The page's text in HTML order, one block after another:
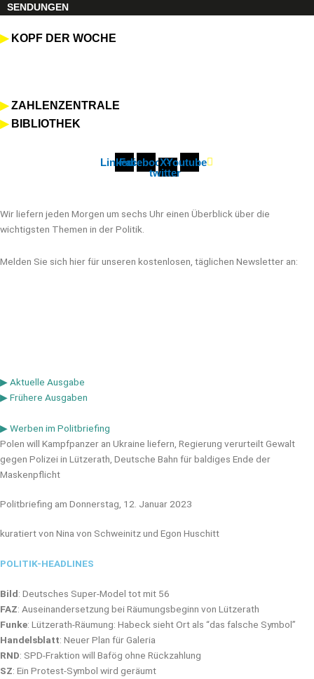
SENDUNGEN
▶ KOPF DER WOCHE
▶ ZAHLENZENTRALE
▶ BIBLIOTHEK
Linkedin
Facebook
X-
twitter
Youtube
Wir liefern jeden Morgen um sechs Uhr einen Überblick über die
wichtigsten Themen in der Politik.
Melden Sie sich hier für unseren kostenlosen, täglichen Newsletter an:
▶ Aktuelle Ausgabe
▶ Frühere Ausgaben
▶ Werben im Politbriefing
Polen will Kampfpanzer an Ukraine liefern, Regierung verurteilt Gewalt
gegen Polizei in Lützerath, Deutsche Bahn für baldiges Ende der
Maskenpflicht
Politbriefing am Donnerstag, 12. Januar 2023
kuratiert von Nina von Schweinitz und Egon Huschitt
POLITIK-HEADLINES
Bild: Deutsches Super-Model tot mit 56
FAZ: Auseinandersetzung bei Räumungsbeginn von Lützerath
Funke: Lützerath-Räumung: Habeck sieht Ort als “das falsche Symbol”
Handelsblatt: Neuer Plan für Galeria
RND: SPD-Fraktion will Bafög ohne Rückzahlung
SZ: Ein Protest-Symbol wird geräumt